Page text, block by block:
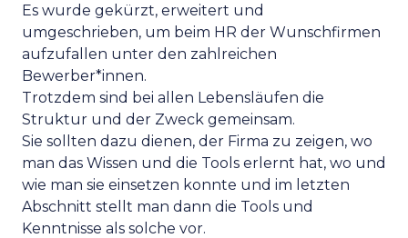
Es wurde gekürzt, erweitert und
umgeschrieben, um beim HR der Wunschfirmen
aufzufallen unter den zahlreichen
Bewerber*innen.
Trotzdem sind bei allen Lebensläufen die
Struktur und der Zweck gemeinsam.
Sie sollten dazu dienen, der Firma zu zeigen, wo
man das Wissen und die Tools erlernt hat, wo und
wie man sie einsetzen konnte und im letzten
Abschnitt stellt man dann die Tools und
Kenntnisse als solche vor.